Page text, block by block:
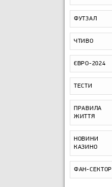
ФУТЗАЛ
ЧТИВО
ЄВРО-2024
ТЕСТИ
ПРАВИЛА
ЖИТТЯ
НОВИНИ
КАЗИНО
ФАН-СЕКТОР